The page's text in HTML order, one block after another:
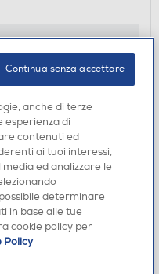
verifica
anche di terze
di
contenuti ed
ai tuoi interessi,
ed analizzare le
determinare
in base alle tue
cookie policy per
Policy
Continua senza accettare